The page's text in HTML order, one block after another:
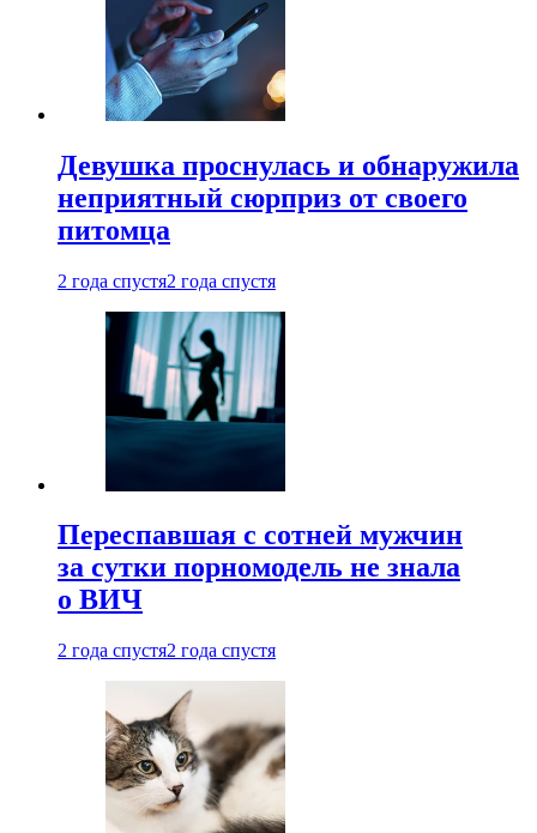
Девушка проснулась и обнаружила
неприятный сюрприз от своего
питомца
2 года спустя2 года спустя
Переспавшая с сотней мужчин
за сутки порномодель не знала
о ВИЧ
2 года спустя2 года спустя